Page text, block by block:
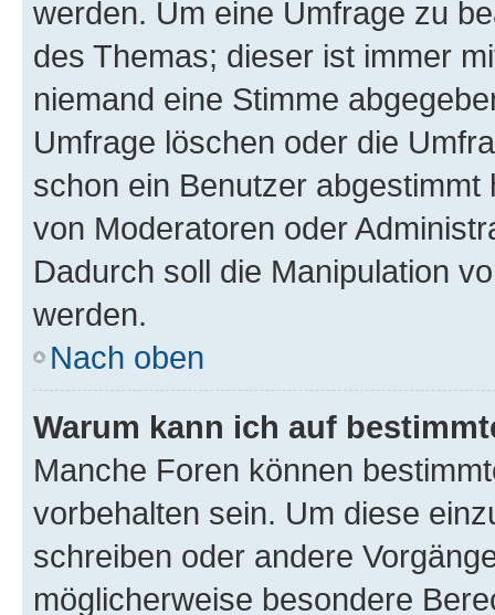
werden. Um eine Umfrage zu
des Themas; dieser ist immer
niemand eine Stimme
Umfrage löschen oder die
schon ein Benutzer
von Moderatoren oder
Dadurch soll die Manipulation
werden.
Nach oben
Warum kann ich auf
Manche Foren können
vorbehalten sein. Um diese
schreiben oder andere
möglicherweise besondere